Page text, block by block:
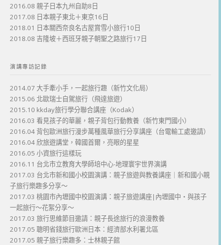
2016.08 親子日本九州自助8日
2017.08 日本親子東北＋東京16日
2018.01 日本關西奈良名古屋賞雪小旅行10日
2018.08 吉隆坡＋西班牙親子朝聖之路旅行17日
演講專訪記錄
2014.07 大手牽小手，一起旅行趣（新竹文化局）
2015.06 北歐瑞士自駕旅行（飛達旅遊）
2015.10 kkday旅行學分聯合講座（Kodak）
2016.03 看見孩子的華麗，親子背包行動教養（新竹東門國小）
2016.04 背包歐洲旅行漫步萬種風華旅行分享講座（台電輸工處邀請）
2016.04 欣旅遊講堂，韓國首爾，亮眼的星星
2016.05 小資旅行這樣玩
2016.11 台北市立教育大學師培中心-地理寰宇世界演講
2017.03 台北市新和國小校園演講：親子旅遊與教養講座｜新和國小親
子旅行樂趣多分享～
2017.03 桃園市內壢國中校園演講：親子旅遊講座|內壢國中・與孩子
一起旅行～花絮分享～
2017.03 旅行思維節目邀請：親子長途旅行的浪漫教養
2017.05 聰明省錢旅行歐洲日本：經濟部水利署北區
2017.05 親子旅行樂趣多：士林親子館